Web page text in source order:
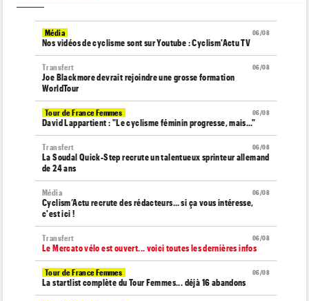
06/08
Média
Nos vidéos de cyclisme sont sur Youtube : Cyclism'Actu TV
06/08
Transfert
Joe Blackmore devrait rejoindre une grosse formation
WorldTour
06/08
Tour de France Femmes
David Lappartient : "Le cyclisme féminin progresse, mais…"
06/08
Transfert
La Soudal Quick-Step recrute un talentueux sprinteur allemand
de 24 ans
06/08
Média
Cyclism’Actu recrute des rédacteurs… si ça vous intéresse,
c'est ici !
06/08
Transfert
Le Mercato vélo est ouvert... voici toutes les dernières infos
06/08
Tour de France Femmes
La startlist complète du Tour Femmes... déjà 16 abandons